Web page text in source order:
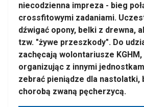
niecodzienna impreza - bieg
crossfitowymi zadaniami.
dźwigać opony, belki z drewna,
tzw. "żywe przeszkody". Do
zachęcają wolontariusze
organizując z innymi
zebrać pieniądze dla nastolatki,
chorobą zwaną pęcherzycą.